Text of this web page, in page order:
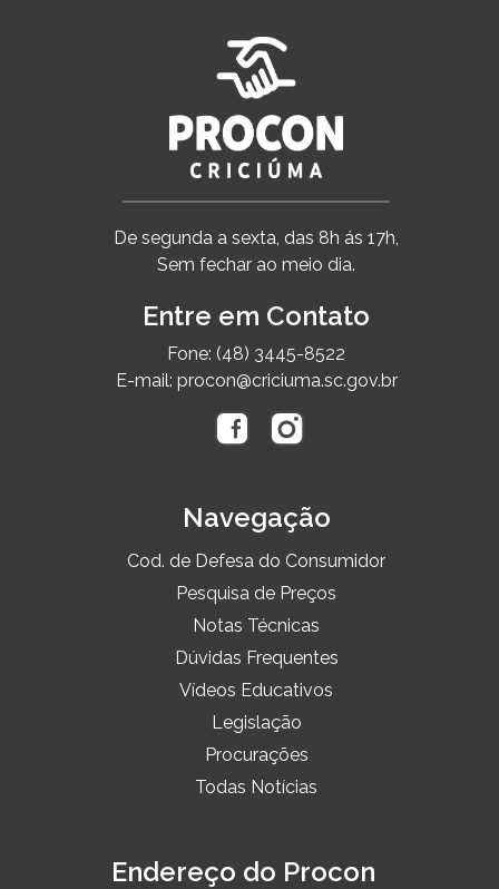
De segunda a sexta, das 8h ás 17h,
Sem fechar ao meio dia.
Entre em Contato
Fone: (48) 3445-8522
E-mail: procon@criciuma.sc.gov.br
Navegação
Cod. de Defesa do Consumidor
Pesquisa de Preços
Notas Técnicas
Dúvidas Frequentes
Vídeos Educativos
Legislação
Procurações
Todas Notícias
Endereço do Procon